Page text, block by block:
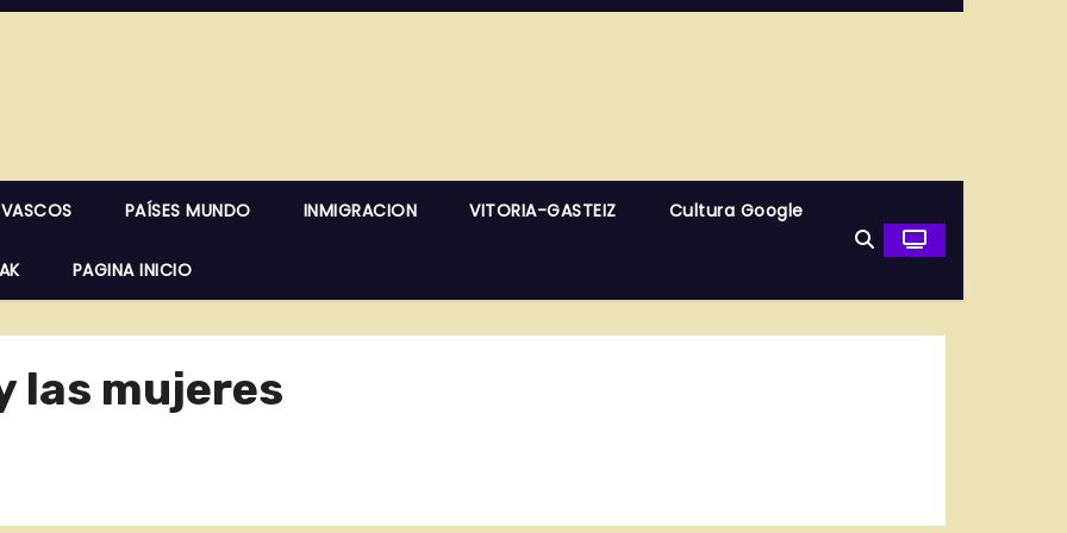
PAÍSES MUNDO INMIGRACION VITORIA-GASTEIZ Cultura Google
PAGINA INICIO
las mujeres